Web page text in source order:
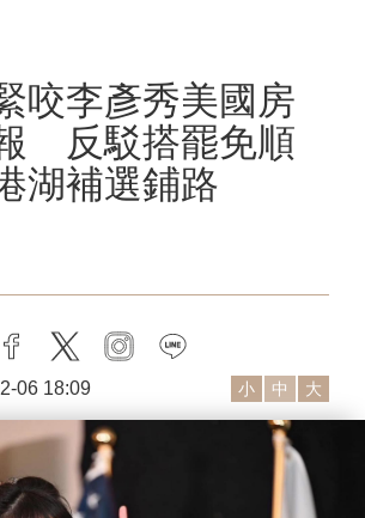
咬李彥秀美國房
反駁搭罷免順
湖補選鋪路
facebook
twitter instagram
06 18:09 小 中 大